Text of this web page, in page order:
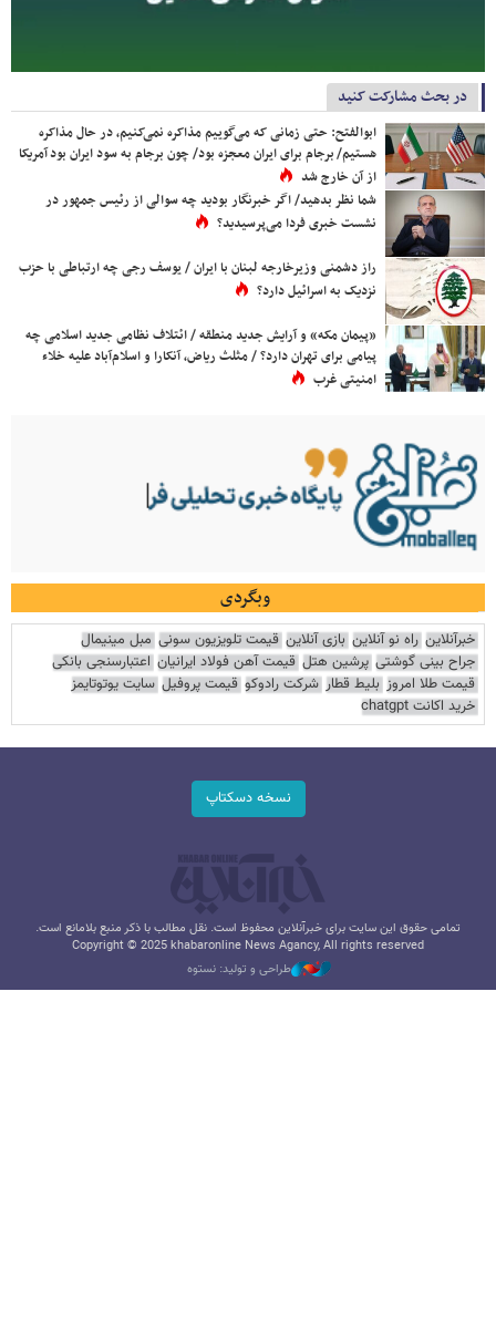
در بحث مشارکت کنید
ابوالفتح: حتی زمانی که می‌گوییم مذاکره نمی‌کنیم، در حال مذاکره
هستیم/ برجام برای ایران معجزه بود/ چون برجام به سود ایران بود آمریکا
از آن خارج شد
شما نظر بدهید/ اگر خبرنگار بودید چه سوالی از رئیس جمهور در
نشست خبری فردا می‌پرسیدید؟
راز دشمنی وزیرخارجه لبنان با ایران / یوسف رجی چه ارتباطی با حزب
نزدیک به اسرائیل دارد؟
«پیمان مکه» و آرایش جدید منطقه / ائتلاف نظامی جدید اسلامی چه
پیامی برای تهران دارد؟ / مثلث ریاض، آنکارا و اسلام‌آباد علیه خلاء
امنیتی غرب
وبگردی
خبرآنلاین راه نو آنلاین بازی آنلاین قیمت تلویزیون سونی مبل مینیمال
جراح بینی گوشتی پرشین هتل قیمت آهن فولاد ایرانیان اعتبارسنجی بانکی
قیمت طلا امروز بلیط قطار شرکت رادوکو قیمت پروفیل سایت یوتوتایمز
خرید اکانت chatgpt
نسخه دسکتاپ
تمامی حقوق این سایت برای خبرآنلاین محفوظ است. نقل مطالب با ذکر منبع بلامانع است.
Copyright © 2025 khabaronline News Agancy, All rights reserved
طراحی و تولید: نستوه